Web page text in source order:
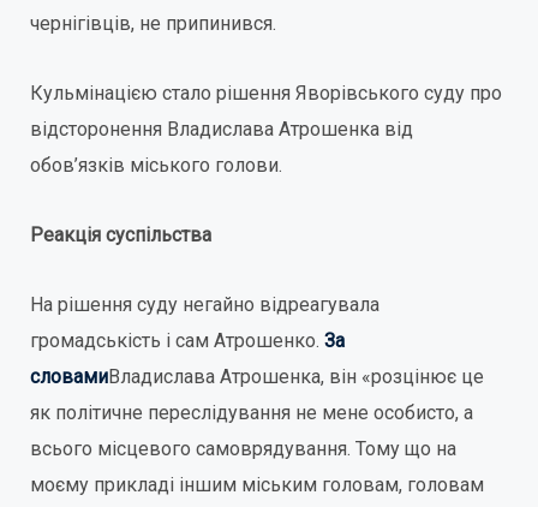
чернігівців, не припинився.
Кульмінацією стало рішення Яворівського суду про
відсторонення Владислава Атрошенка від
обов’язків міського голови.
Реакція суспільства
На рішення суду негайно відреагувала
громадськість і сам Атрошенко. За
словамиВладислава Атрошенка, він «розцінює це
як політичне переслідування не мене особисто, а
всього місцевого самоврядування. Тому що на
моєму прикладі іншим міським головам, головам